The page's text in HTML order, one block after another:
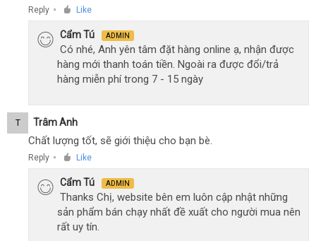
Reply ● Like
Cẩm Tú ADMIN
Có nhé, Anh yên tâm đặt hàng online ạ, nhận được
hàng mới thanh toán tiền. Ngoài ra được đổi/trả
hàng miễn phí trong 7 - 15 ngày
T Trâm Anh
Chất lượng tốt, sẽ giới thiệu cho bạn bè.
Reply ● Like
Cẩm Tú ADMIN
Thanks Chị, website bên em luôn cập nhật những
sản phẩm bán chạy nhất đề xuất cho người mua nên
rất uy tín.